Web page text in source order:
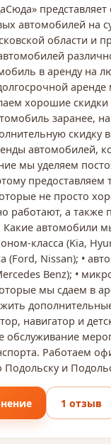
автомобилей на
области и
в аренду на
хорошие
заранее,
скидку
автомобилей,
мы уделяем
предоставляем
не просто
работают, а
автомобили
класса (Kia,
(Ford, Nissan); •
Benz); •
мы сдаем в
навигатор и
обслуживание
Работаем
Подольску и
1 отзыв